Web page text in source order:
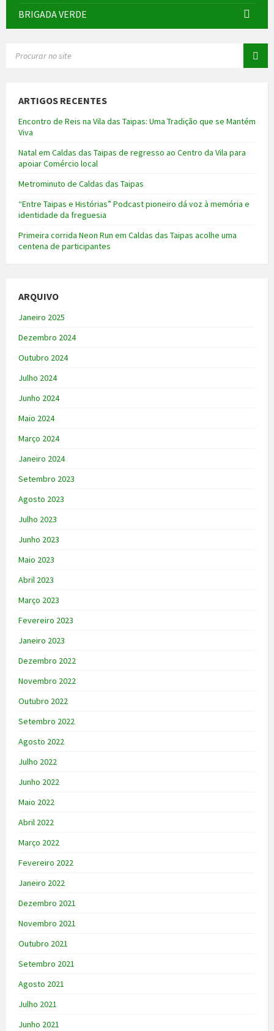
BRIGADA VERDE
ARTIGOS RECENTES
Encontro de Reis na Vila das Taipas: Uma Tradição que se Mantém
Viva
Natal em Caldas das Taipas de regresso ao Centro da Vila para
apoiar Comércio local
Metrominuto de Caldas das Taipas
“Entre Taipas e Histórias” Podcast pioneiro dá voz à memória e
identidade da freguesia
Primeira corrida Neon Run em Caldas das Taipas acolhe uma
centena de participantes
ARQUIVO
Janeiro 2025
Dezembro 2024
Outubro 2024
Julho 2024
Junho 2024
Maio 2024
Março 2024
Janeiro 2024
Setembro 2023
Agosto 2023
Julho 2023
Junho 2023
Maio 2023
Abril 2023
Março 2023
Fevereiro 2023
Janeiro 2023
Dezembro 2022
Novembro 2022
Outubro 2022
Setembro 2022
Agosto 2022
Julho 2022
Junho 2022
Maio 2022
Abril 2022
Março 2022
Fevereiro 2022
Janeiro 2022
Dezembro 2021
Novembro 2021
Outubro 2021
Setembro 2021
Agosto 2021
Julho 2021
Junho 2021